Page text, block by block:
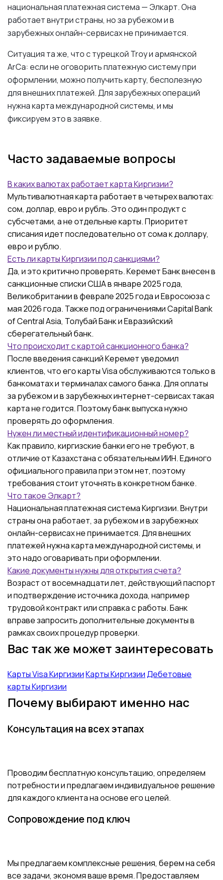
национальная платежная система — Элкарт. Она
работает внутри страны, но за рубежом и в
зарубежных онлайн-сервисах не принимается.
Ситуация та же, что с турецкой Troy и армянской
ArCa: если не оговорить платежную систему при
оформлении, можно получить карту, бесполезную
для внешних платежей. Для зарубежных операций
нужна карта международной системы, и мы
фиксируем это в заявке.
Часто задаваемые вопросы
В каких валютах работает карта Киргизии?
Мультивалютная карта работает в четырех валютах:
сом, доллар, евро и рубль. Это один продукт с
субсчетами, а не отдельные карты. Приоритет
списания идет последовательно от сома к доллару,
евро и рублю.
Есть ли карты Киргизии под санкциями?
Да, и это критично проверять. Керемет Банк внесен в
санкционные списки США в январе 2025 года,
Великобритании в феврале 2025 года и Евросоюза с
мая 2026 года. Также под ограничениями Capital Bank
of Central Asia, Толубай Банк и Евразийский
сберегательный банк.
Что происходит с картой санкционного банка?
После введения санкций Керемет уведомил
клиентов, что его карты Visa обслуживаются только в
банкоматах и терминалах самого банка. Для оплаты
за рубежом и в зарубежных интернет-сервисах такая
карта не годится. Поэтому банк выпуска нужно
проверять до оформления.
Нужен ли местный идентификационный номер?
Как правило, киргизские банки его не требуют, в
отличие от Казахстана с обязательным ИИН. Единого
официального правила при этом нет, поэтому
требования стоит уточнять в конкретном банке.
Что такое Элкарт?
Национальная платежная система Киргизии. Внутри
страны она работает, за рубежом и в зарубежных
онлайн-сервисах не принимается. Для внешних
платежей нужна карта международной системы, и
это надо оговаривать при оформлении.
Какие документы нужны для открытия счета?
Возраст от восемнадцати лет, действующий паспорт
и подтверждение источника дохода, например
трудовой контракт или справка с работы. Банк
вправе запросить дополнительные документы в
рамках своих процедур проверки.
Вас так же может заинтересовать
Карты Visa КиргизииКарты КиргизииДебетовые
карты Киргизии
Почему выбирают именно нас
Консультация на всех этапах
Проводим бесплатную консультацию, определяем
потребности и предлагаем индивидуальное решение
для каждого клиента на основе его целей.
Сопровождение под ключ
Мы предлагаем комплексные решения, берем на себя
все задачи, экономя ваше время. Предоставляем